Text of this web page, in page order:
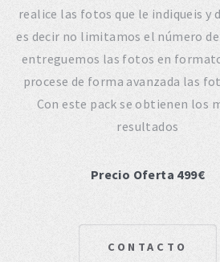
realice las fotos que le indiqueis y
es decir no limitamos el número
entreguemos las fotos en
procese de forma avanzada las
Con este pack se obtienen los
resultados
Precio Oferta 499€
CONTACTO